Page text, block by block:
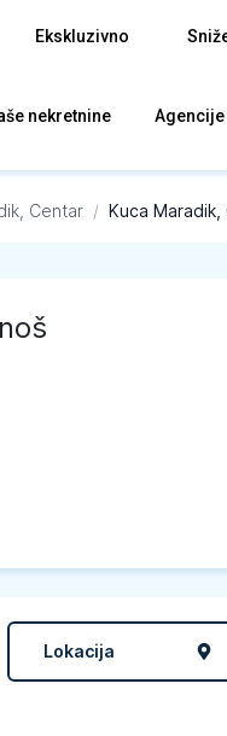
Ekskluzivno
nekretnine Agencije
Centar / Kuca Maradik,
Lokacija